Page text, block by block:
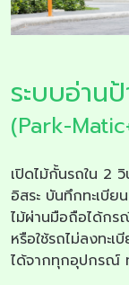
ระบบอ่าน
(Park-
เปิดไม้กั้นรถใน 2
อิสระ บันทึกทะเบีย
ไม้ผ่านมือถือได้กร
หรือใช้รถไม่ลงทะ
ได้จากทุกอุปกรณ์